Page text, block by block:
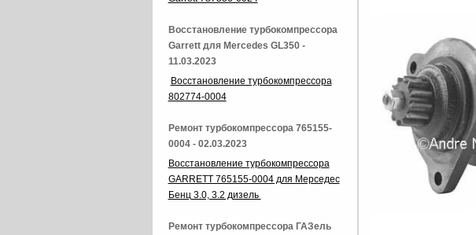
Восстановление турбокомпрессора
Garrett для Mercedes GL350 -
11.03.2023
Восстановление турбокомпрессора
802774-0004
Ремонт турбокомпрессора 765155-
0004 - 02.03.2023
Восстановление турбокомпрессора
GARRETT 765155-0004 для Мерседес
Бенц 3.0, 3.2 дизель
Ремонт турбокомпрессора ГАЗель